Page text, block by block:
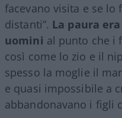
facevano visita e se lo
distanti”. La paura
uomini al punto che i
così come lo zio e il
spesso la moglie il
e quasi impossibile a
abbandonavano i figli